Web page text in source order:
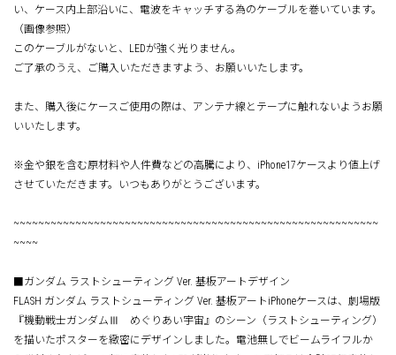
い、ケース内上部沿いに、電波をキャッチする為のケーブルを巻いています。
（画像参照）
このケーブルがないと、LEDが強く光りません。
ご了承のうえ、ご購入いただきますよう、お願いいたします。
また、購入後にケースご使用の際は、アンテナ線とテープに触れないようお願
いいたします。
※金や銀を含む原材料や人件費などの高騰により、iPhone17ケースより値上げ
させていただきます。いつもありがとうございます。
~~~~~~~~~~~~~~~~~~~~~~~~~~~~~~~~~~~~~~~~~~~~~~~~~~~~~~~~~~~
~~~~
■ガンダム ラストシューティング Ver. 基板アートデザイン
FLASH ガンダム ラストシューティング Ver. 基板アートiPhoneケースは、劇場版
『機動戦士ガンダムⅢ めぐりあい宇宙』のシーン（ラストシューティング）
を描いたポスターを緻密にデザインしました。電池無しでビームライフルか